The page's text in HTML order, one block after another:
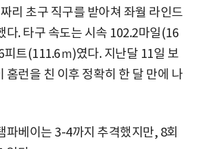
리 초구 직구를 받아쳐 좌월 라인드
다. 타구 속도는 시속 102.2마일(16
트(111.6ｍ)였다. 지난달 11일 보
홈런을 친 이후 정확히 한 달 만에 나
파베이는 3-4까지 추격했지만, 8회